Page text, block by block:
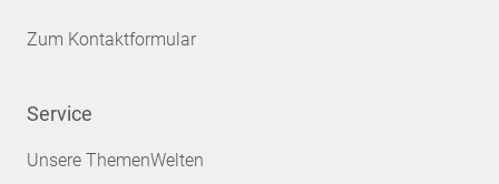
Zum Kontaktformular
Service
Unsere ThemenWelten